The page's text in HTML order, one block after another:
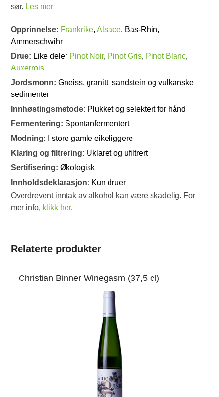
sør. Les mer
Opprinnelse: Frankrike,Alsace, Bas-Rhin,
Ammerschwihr
Drue: Like deler Pinot Noir, Pinot Gris, Pinot Blanc,
Auxerrois
Jordsmonn:Gneiss, granitt, sandstein og vulkanske
sedimenter
Innhøstingsmetode: Plukket og selektert for hånd
Fermentering: Spontanfermentert
Modning:
I store gamle eikeliggere
Klaring og filtrering: Uklaret og ufiltrert
Sertifisering:Økologisk
Innholdsdeklarasjon: Kun druer
Overdrevent inntak av alkohol kan være skadelig. For
mer info, klikk her.
Relaterte produkter
Christian Binner Winegasm (37,5 cl)